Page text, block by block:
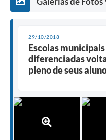
29/10/2018
Escolas
diferenciadas
pleno de seus